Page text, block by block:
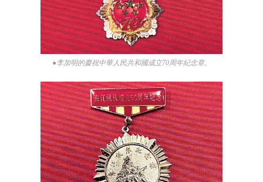
●李加明的慶祝中華人民共和國成立70周年紀念章。